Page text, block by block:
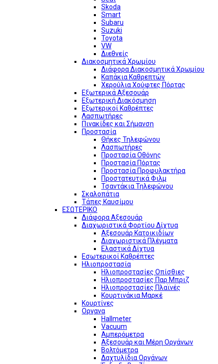
Skoda
Smart
Subaru
Suzuki
Toyota
VW
Διεθνείς
Διακοσμητικά Χρωμίου
Διάφορα Διακοσμητικά Χρωμίου
Καπάκια Καθρεπτών
Χερούλια Χούφτες Πόρτας
Εξωτερικά Αξεσουάρ
Εξωτερική Διακόσμηση
Εξωτερικοί Καθρέπτες
Λασπωτήρες
Πινακίδες και Σήμανση
Προστασία
Θήκες Τηλεφώνου
Λασπωτήρες
Προστασία Οθόνης
Προστασία Πόρτας
Προστασία Προφυλακτήρα
Προστατευτικά Φιλμ
Τσαντάκια Τηλεφώνου
Σκαλοπάτια
Τάπες Καυσίμου
ΕΣΩΤΕΡΙΚΟ
Διάφορα Αξεσουάρ
Διαχωριστικά Φορτίου Δίχτυα
Αξεσουάρ Κατοικιδίων
Διαχωριστικά Πλέγματα
Ελαστικά Δίχτυα
Εσωτερικοί Καθρέπτες
Ηλιοπροστασία
Ηλιοπροστασίες Οπίσθιες
Ηλιοπροστασίες Παρ Μπριζ
Ηλιοπροστασίες Πλαϊνές
Κουρτινάκια Μαρκέ
Κουρτίνες
Οργανα
Hallmeter
Vacuum
Αμπερόμετρα
Αξεσουάρ και Μέρη Οργάνων
Βολτόμετρα
Δαχτυλίδια Οργάνων